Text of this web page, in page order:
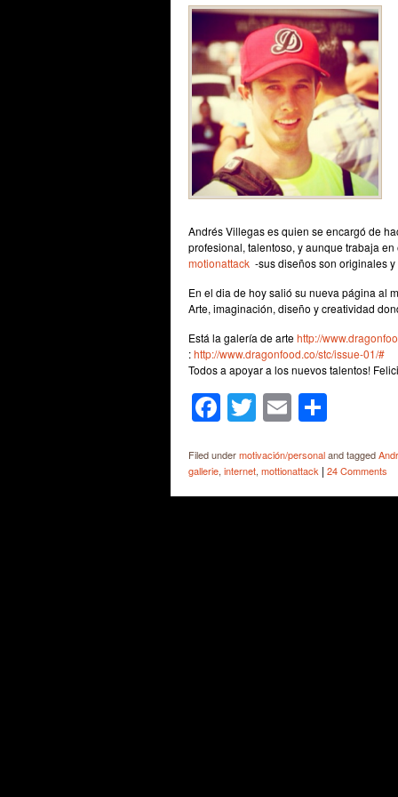
Andrés Villegas es quien se encargó de
profesional, talentoso, y aunque trabaja
motionattack -sus diseños son originales
En el dia de hoy salió su nueva página al
Arte, imaginación, diseño y creatividad
Está la galería de artehttp://
:http://www.dragonfood.co/stc/issue-01/#
Todos a apoyar a los nuevos talentos!
Facebook
Twitter
Email
Filed undermotivación/personaland tagged
gallerie, internet, mottionattack | 24 Comments